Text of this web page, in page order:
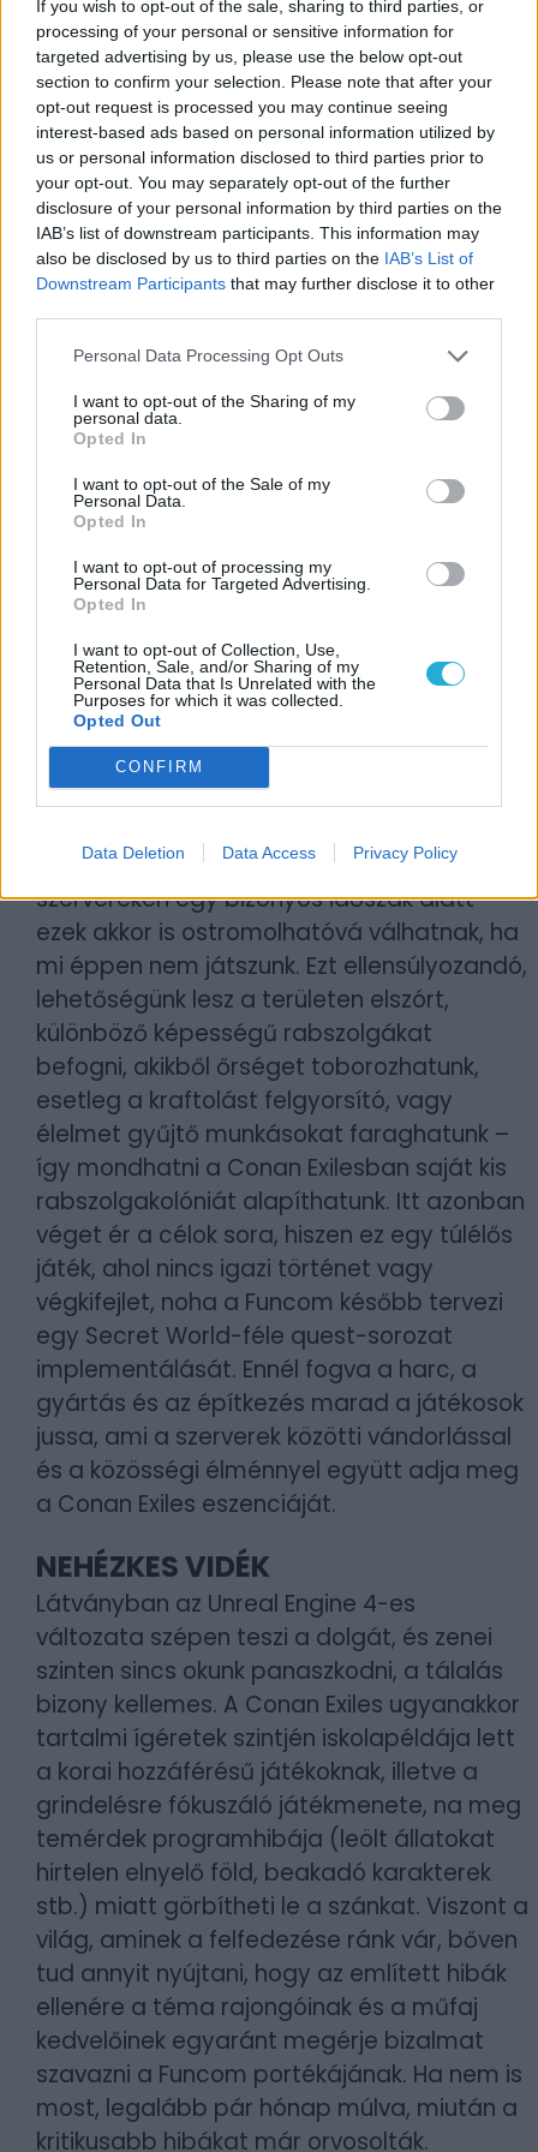
If you wish to opt-out of the sale, sharing to third parties, or
processing of your personal or sensitive information for
targeted advertising by us, please use the below opt-out
section to confirm your selection. Please note that after your
opt-out request is processed you may continue seeing
interest-based ads based on personal information utilized by
us or personal information disclosed to third parties prior to
your opt-out. You may separately opt-out of the further
disclosure of your personal information by third parties on the
IAB’s list of downstream participants. This information may
also be disclosed by us to third parties on the IAB’s List of
Downstream Participants that may further disclose it to other
Personal Data Processing Opt Outs
I want to opt-out of the Sharing of my
personal data.
Opted In
I want to opt-out of the Sale of my
Personal Data.
Opted In
I want to opt-out of processing my
Personal Data for Targeted Advertising.
Opted In
I want to opt-out of Collection, Use,
Retention, Sale, and/or Sharing of my
Personal Data that Is Unrelated with the
Purposes for which it was collected.
Opted Out
CONFIRM
Data Deletion Data Access Privacy Policy
erőivel, hanem az azt benépesítő lényekkel,
illetve a gép által vezérelt banditákkal, PvP
esetén pedig más játékosokkal, vagyis
túlélőkkel kell megküzdenünk, méghozzá a jó
előre legyártott fegyvereink bevetésével.
Maga a harc a kitérés, a gyenge, illetve az
erős támadások kombinálásából tevődik
össze, mivel pedig minden cselekedetünk
rontja az állóképességünket, így egy-egy
közben is szusszannunk egyet. Mindezt csak
a kamerakezelés tudja beárnyékolni,
nagyobb ellenfeleknél ugyanis előfordul,
hogy közel kerülvén hozzájuk, a fejük
belenyomódik a kamerába, így lesznek
olyan helyzetek, mikor zavaróan keveset
fogunk látni.
építőszelleműekre is gondoltak a fejlesztők,
így a repetitív gyűjtögetés alatt szerzett
nyersanyagot nemcsak eszközök, hanem
komplett kunyhók, vagy akár erődítmények
felépítésére is fordíthatjuk, ahol aztán
majd. Ahogy már említettem, a PvP
szervereken egy bizonyos időszak alatt
ezek akkor is ostromolhatóvá válhatnak, ha
mi éppen nem játszunk. Ezt ellensúlyozandó,
lehetőségünk lesz a területen elszórt,
különböző képességű rabszolgákat
befogni, akikből őrséget toborozhatunk,
esetleg a kraftolást felgyorsító, vagy
élelmet gyűjtő munkásokat faraghatunk –
így mondhatni a Conan Exilesban saját kis
rabszolgakolóniát alapíthatunk. Itt azonban
véget ér a célok sora, hiszen ez egy túlélős
játék, ahol nincs igazi történet vagy
végkifejlet, noha a Funcom később tervezi
egy Secret World-féle quest-sorozat
implementálását. Ennél fogva a harc, a
gyártás és az építkezés marad a játékosok
jussa, ami a szerverek közötti vándorlással
és a közösségi élménnyel együtt adja meg
a Conan Exiles eszenciáját.
NEHÉZKES VIDÉK
Látványban az Unreal Engine 4-es
változata szépen teszi a dolgát, és zenei
szinten sincs okunk panaszkodni, a tálalás
bizony kellemes. A Conan Exiles ugyanakkor
tartalmi ígéretek szintjén iskolapéldája lett
a korai hozzáférésű játékoknak, illetve a
grindelésre fókuszáló játékmenete, na meg
temérdek programhibája (leölt állatokat
hirtelen elnyelő föld, beakadó karakterek
stb.) miatt görbítheti le a szánkat. Viszont a
világ, aminek a felfedezése ránk vár, bőven
tud annyit nyújtani, hogy az említett hibák
ellenére a téma rajongóinak és a műfaj
kedvelőinek egyaránt megérje bizalmat
szavazni a Funcom portékájának. Ha nem is
most, legalább pár hónap múlva, miután a
kritikusabb hibákat már orvosolták.